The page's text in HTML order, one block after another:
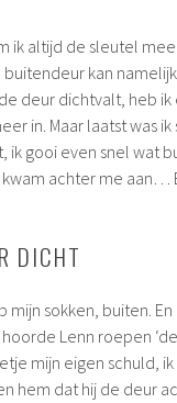
ik altijd de sleutel
buitendeur kan
deur dichtvalt, heb
in. Maar laatst was
ik gooi even snel wat
kwam achter me aan…
DICHT
mijn sokken, buiten.
Lenn roepen
mijn eigen schuld,
hem dat hij de deur